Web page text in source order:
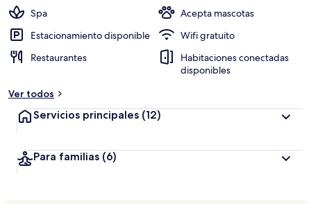
Spa
Acepta mascotas
Estacionamiento disponible
Wifi gratuito
Restaurantes
Habitaciones conectadas
disponibles
Ver todos
Servicios principales (12)
Para familias (6)